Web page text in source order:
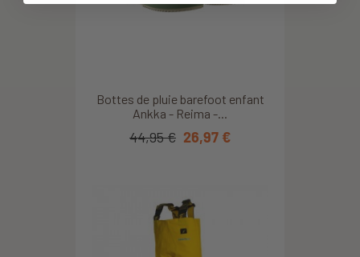
Bottes de pluie barefoot enfant
Ankka - Reima -...
44,95 € 26,97 €